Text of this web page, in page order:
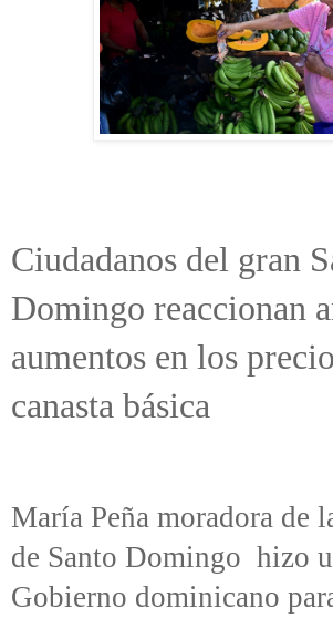
Ciudadanos del gran
Domingo reaccionan
aumentos en los
canasta básica
María Peña moradora de
de Santo Domingo hizo
Gobierno dominicano